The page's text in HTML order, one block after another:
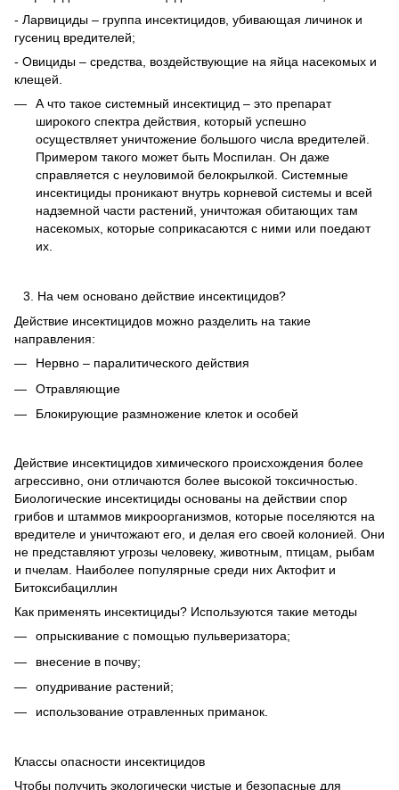
- Ларвициды – группа инсектицидов, убивающая личинок и
гусениц вредителей;
- Овициды – средства, воздействующие на яйца насекомых и
клещей.
А что такое системный инсектицид – это препарат
широкого спектра действия, который успешно
осуществляет уничтожение большого числа вредителей.
Примером такого может быть Моспилан. Он даже
справляется с неуловимой белокрылкой. Системные
инсектициды проникают внутрь корневой системы и всей
надземной части растений, уничтожая обитающих там
насекомых, которые соприкасаются с ними или поедают
их.
На чем основано действие инсектицидов?
Действие инсектицидов можно разделить на такие
направления:
Нервно – паралитического действия
Отравляющие
Блокирующие размножение клеток и особей
Действие инсектицидов химического происхождения более
агрессивно, они отличаются более высокой токсичностью.
Биологические инсектициды основаны на действии спор
грибов и штаммов микроорганизмов, которые поселяются на
вредителе и уничтожают его, и делая его своей колонией. Они
не представляют угрозы человеку, животным, птицам, рыбам
и пчелам. Наиболее популярные среди них Актофит и
Битоксибациллин
Как применять инсектициды? Используются такие методы
опрыскивание с помощью пульверизатора;
внесение в почву;
опудривание растений;
использование отравленных приманок.
Классы опасности инсектицидов
Чтобы получить экологически чистые и безопасные для